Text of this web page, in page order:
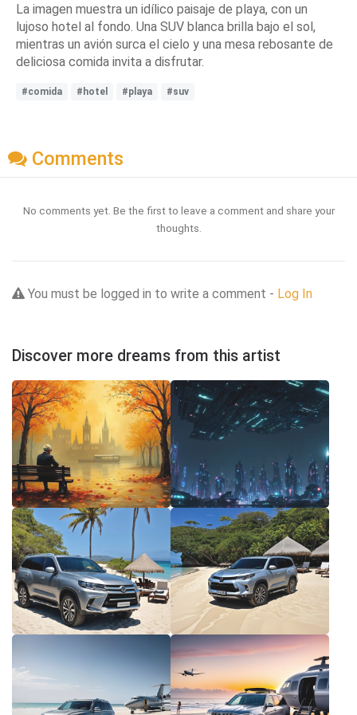
La imagen muestra un idílico paisaje de playa, con un
lujoso hotel al fondo. Una SUV blanca brilla bajo el sol,
mientras un avión surca el cielo y una mesa rebosante de
deliciosa comida invita a disfrutar.
#comida #hotel #playa #suv
Comments
No comments yet. Be the first to leave a comment and share your
thoughts.
You must be logged in to write a comment - Log In
Discover more dreams from this artist